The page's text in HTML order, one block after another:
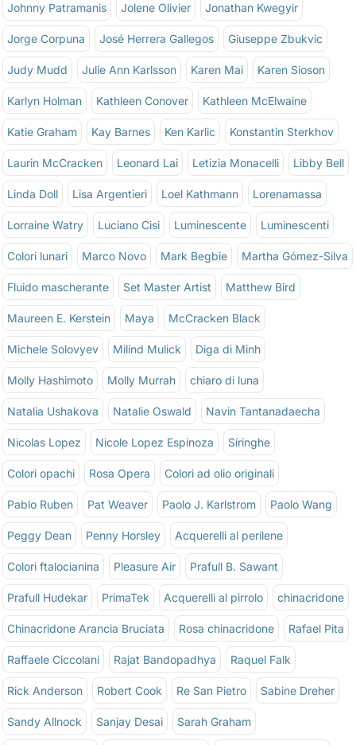
Johnny Patramanis Jolene Olivier Jonathan Kwegyir
Jorge Corpuna José Herrera Gallegos Giuseppe Zbukvic
Judy Mudd Julie Ann Karlsson Karen Mai Karen Sioson
Karlyn Holman Kathleen Conover Kathleen McElwaine
Katie Graham Kay Barnes Ken Karlic Konstantin Sterkhov
Laurin McCracken Leonard Lai Letizia Monacelli Libby Bell
Linda Doll Lisa Argentieri Loel Kathmann Lorenamassa
Lorraine Watry Luciano Cisi Luminescente Luminescenti
Colori lunari Marco Novo Mark Begbie Martha Gómez-Silva
Fluido mascherante Set Master Artist Matthew Bird
Maureen E. Kerstein Maya McCracken Black
Michele Solovyev Milind Mulick Diga di Minh
Molly Hashimoto Molly Murrah chiaro di luna
Natalia Ushakova Natalie Oswald Navin Tantanadaecha
Nicolas Lopez Nicole Lopez Espinoza Siringhe
Colori opachi Rosa Opera Colori ad olio originali
Pablo Ruben Pat Weaver Paolo J. Karlstrom Paolo Wang
Peggy Dean Penny Horsley Acquerelli al perilene
Colori ftalocianina Pleasure Air Prafull B. Sawant
Prafull Hudekar PrimaTek Acquerelli al pirrolo chinacridone
Chinacridone Arancia Bruciata Rosa chinacridone Rafael Pita
Raffaele Ciccolani Rajat Bandopadhya Raquel Falk
Rick Anderson Robert Cook Re San Pietro Sabine Dreher
Sandy Allnock Sanjay Desai Sarah Graham